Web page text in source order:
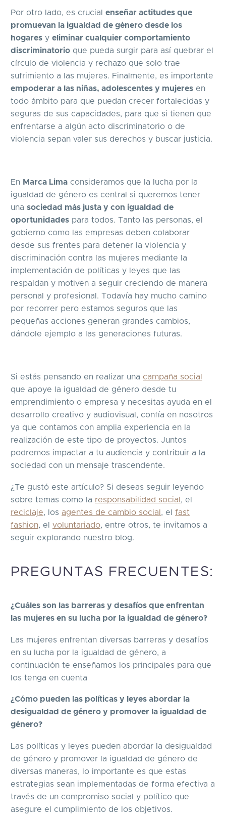
Por otro lado, es crucial enseñar actitudes que
promuevan la igualdad de género desde los
hogares y eliminar cualquier comportamiento
discriminatorio que pueda surgir para así quebrar el
círculo de violencia y rechazo que solo trae
sufrimiento a las mujeres. Finalmente, es importante
empoderar a las niñas, adolescentes y mujeres en
todo ámbito para que puedan crecer fortalecidas y
seguras de sus capacidades, para que si tienen que
enfrentarse a algún acto discriminatorio o de
violencia sepan valer sus derechos y buscar justicia.
En Marca Lima consideramos que la lucha por la
igualdad de género es central si queremos tener
una sociedad más justa y con igualdad de
oportunidades para todos. Tanto las personas, el
gobierno como las empresas deben colaborar
desde sus frentes para detener la violencia y
discriminación contra las mujeres mediante la
implementación de políticas y leyes que las
respaldan y motiven a seguir creciendo de manera
personal y profesional. Todavía hay mucho camino
por recorrer pero estamos seguros que las
pequeñas acciones generan grandes cambios,
dándole ejemplo a las generaciones futuras.
Si estás pensando en realizar una campaña social
que apoye la igualdad de género desde tu
emprendimiento o empresa y necesitas ayuda en el
desarrollo creativo y audiovisual, confía en nosotros
ya que contamos con amplia experiencia en la
realización de este tipo de proyectos. Juntos
podremos impactar a tu audiencia y contribuir a la
sociedad con un mensaje trascendente.
¿Te gustó este artículo? Si deseas seguir leyendo
sobre temas como la responsabilidad social , el
reciclaje, los agentes de cambio social , el fast
fashion, el voluntariado, entre otros, te invitamos a
seguir explorando nuestro blog.
PREGUNTAS FRECUENTES:
¿Cuáles son las barreras y desafíos que enfrentan
las mujeres en su lucha por la igualdad de género?
Las mujeres enfrentan diversas barreras y desafíos
en su lucha por la igualdad de género, a
continuación te enseñamos los principales para que
los tenga en cuenta
¿Cómo pueden las políticas y leyes abordar la
desigualdad de género y promover la igualdad de
género?
Las políticas y leyes pueden abordar la desigualdad
de género y promover la igualdad de género de
diversas maneras, lo importante es que estas
estrategias sean implementadas de forma efectiva a
través de un compromiso social y político que
asegure el cumplimiento de los objetivos.